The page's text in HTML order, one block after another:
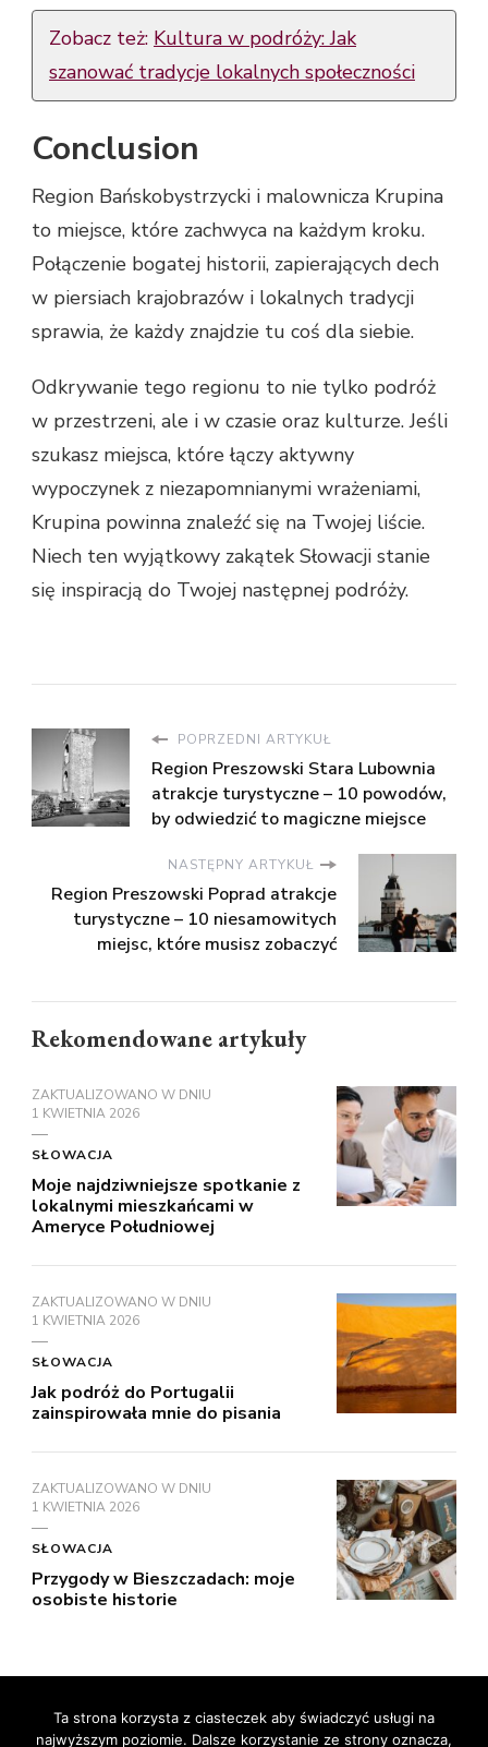
Zobacz też: Kultura w podróży: Jak
szanować tradycje lokalnych społeczności
Conclusion
Region Bańskobystrzycki i malownicza Krupina
to miejsce, które zachwyca na każdym kroku.
Połączenie bogatej historii, zapierających dech
w piersiach krajobrazów i lokalnych tradycji
sprawia, że każdy znajdzie tu coś dla siebie.
Odkrywanie tego regionu to nie tylko podróż
w przestrzeni, ale i w czasie oraz kulturze. Jeśli
szukasz miejsca, które łączy aktywny
wypoczynek z niezapomnianymi wrażeniami,
Krupina powinna znaleźć się na Twojej liście.
Niech ten wyjątkowy zakątek Słowacji stanie
się inspiracją do Twojej następnej podróży.
POPRZEDNI ARTYKUŁ
Region Preszowski Stara Lubownia
atrakcje turystyczne – 10 powodów,
by odwiedzić to magiczne miejsce
NASTĘPNY ARTYKUŁ
Region Preszowski Poprad atrakcje
turystyczne – 10 niesamowitych
miejsc, które musisz zobaczyć
Rekomendowane artykuły
ZAKTUALIZOWANO W DNIU
1 KWIETNIA 2026
SŁOWACJA
Moje najdziwniejsze spotkanie z
lokalnymi mieszkańcami w
Ameryce Południowej
ZAKTUALIZOWANO W DNIU
1 KWIETNIA 2026
SŁOWACJA
Jak podróż do Portugalii
zainspirowała mnie do pisania
ZAKTUALIZOWANO W DNIU
1 KWIETNIA 2026
SŁOWACJA
Przygody w Bieszczadach: moje
osobiste historie
© prawa autorskie2026RelaxNetPl. Wszelkie prawa
Ta strona korzysta z ciasteczek aby świadczyć usługi na
najwyższym poziomie. Dalsze korzystanie ze strony oznacza,